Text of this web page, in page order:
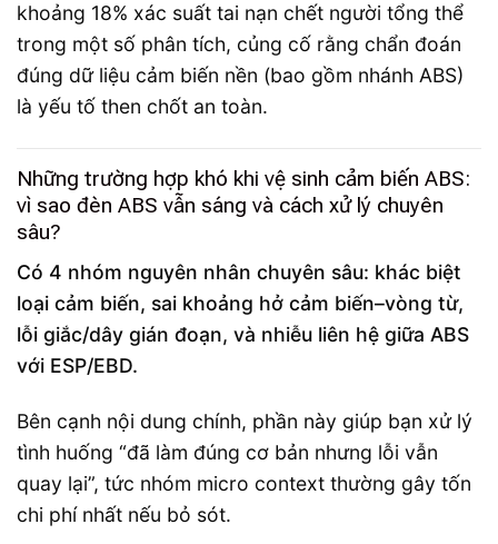
khoảng 18% xác suất tai nạn chết người tổng thể
trong một số phân tích, củng cố rằng chẩn đoán
đúng dữ liệu cảm biến nền (bao gồm nhánh ABS)
là yếu tố then chốt an toàn.
Những trường hợp khó khi vệ sinh cảm biến ABS:
vì sao đèn ABS vẫn sáng và cách xử lý chuyên
sâu?
Có 4 nhóm nguyên nhân chuyên sâu: khác biệt
loại cảm biến, sai khoảng hở cảm biến–vòng từ,
lỗi giắc/dây gián đoạn, và nhiễu liên hệ giữa ABS
với ESP/EBD.
Bên cạnh nội dung chính, phần này giúp bạn xử lý
tình huống “đã làm đúng cơ bản nhưng lỗi vẫn
quay lại”, tức nhóm micro context thường gây tốn
chi phí nhất nếu bỏ sót.